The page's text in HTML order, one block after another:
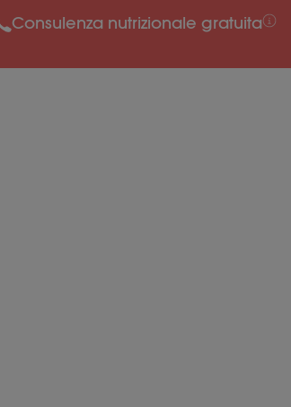
Consulenza nutrizionale gratuita